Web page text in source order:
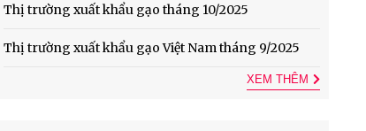
Thị trường xuất khẩu gạo tháng 10/2025
Thị trường xuất khẩu gạo Việt Nam tháng 9/2025
XEM THÊM